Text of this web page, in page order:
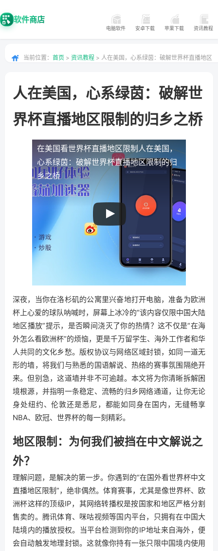
软件商店
电脑软件 安卓下载 苹果下载 资讯教程
当前位置： 首页 > 资讯教程 > 人在美国，心系绿茵：破解世界杯直播地区
人在美国，心系绿茵：破解世
界杯直播地区限制的归乡之桥
在美国看世界杯直播地区限制 人在美国，
心系绿茵：破解世界杯直播地区限制的归
乡之桥
深夜，当你在洛杉矶的公寓里兴奋地打开电脑，准备为欧洲
杯上心爱的球队呐喊时，屏幕上冰冷的“该内容仅限中国大陆
地区播放”提示，是否瞬间浇灭了你的热情？这不仅是“在海
外怎么看欧洲杯”的烦恼，更是千万留学生、海外工作者和华
人共同的文化乡愁。版权协议与网络区域封锁，如同一道无
形的墙，将我们与熟悉的国语解说、热络的赛事氛围隔绝开
来。但别急，这道墙并非不可逾越。本文将为你清晰拆解困
境根源，并指明一条稳定、流畅的归乡网络通道，让你无论
身处纽约、伦敦还是悉尼，都能如同身在国内，无缝畅享
NBA、欧冠、世界杯的每一刻精彩。
地区限制：为何我们被挡在中文解说之
外？
理解问题，是解决的第一步。你遇到的“在国外看世界杯中文
直播地区限制”，绝非偶然。体育赛事，尤其是像世界杯、欧
洲杯这样的顶级IP，其网络转播权是按国家和地区严格分割
售卖的。腾讯体育、咪咕视频等国内平台，只拥有在中国大
陆境内的播放授权。当平台检测到你的IP地址来自海外，便
会自动触发地理封锁。这就像你持有一张只限中国境内使用